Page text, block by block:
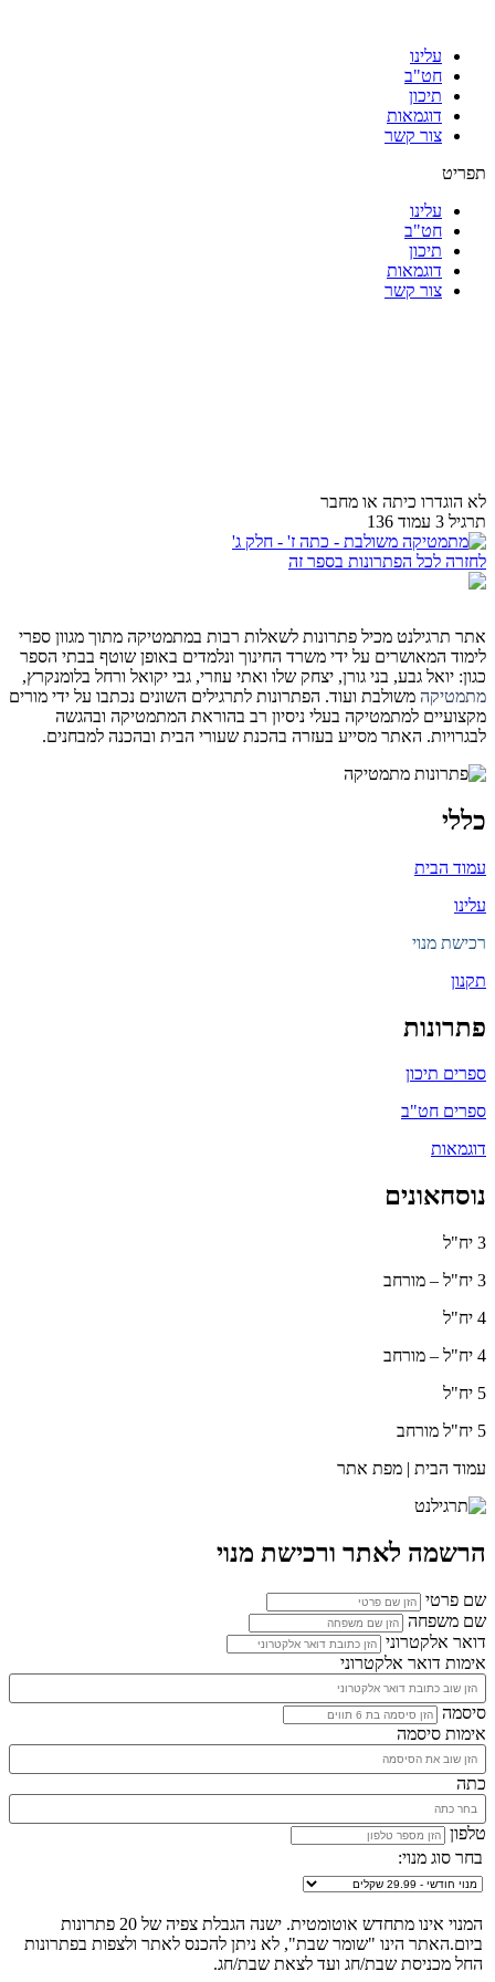
עלינו
חט"ב
תיכון
דוגמאות
צור קשר
תפריט
עלינו
חט"ב
תיכון
דוגמאות
צור קשר
לא הוגדרו כיתה או מחבר
תרגיל 3 עמוד 136
לחזרה לכל הפתרונות בספר זה
אתר תרגילנט מכיל פתרונות לשאלות רבות במתמטיקה מתוך מגוון ספרי
לימוד המאושרים על ידי משרד החינוך ונלמדים באופן שוטף בבתי הספר
כגון: יואל גבע, בני גורן, יצחק שלו ואתי עוזרי, גבי יקואל ורחל בלומנקרץ,
מתמטיקה משולבת ועוד. הפתרונות לתרגילים השונים נכתבו על ידי מורים
מקצועיים למתמטיקה בעלי ניסיון רב בהוראת המתמטיקה ובהגשה
לבגרויות. האתר מסייע בעזרה בהכנת שעורי הבית ובהכנה למבחנים.
כללי
עמוד הבית
עלינו
רכישת מנוי
תקנון
פתרונות
ספרים תיכון
ספרים חט"ב
דוגמאות
נוסחאונים
3 יח"ל
3 יח"ל – מורחב
4 יח"ל
4 יח"ל – מורחב
5 יח"ל
5 יח"ל מורחב
עמוד הבית | מפת אתר
הרשמה לאתר ורכישת מנוי
שם פרטי
שם משפחה
דואר אלקטרוני
אימות דואר אלקטרוני
סיסמה
אימות סיסמה
כתה
טלפון
בחר סוג מנוי:
המנוי אינו מתחדש אוטומטית. ישנה הגבלת צפיה של 20 פתרונות
ביום.האתר הינו "שומר שבת", לא ניתן להכנס לאתר ולצפות בפתרונות
החל מכניסת שבת/חג ועד לצאת שבת/חג.